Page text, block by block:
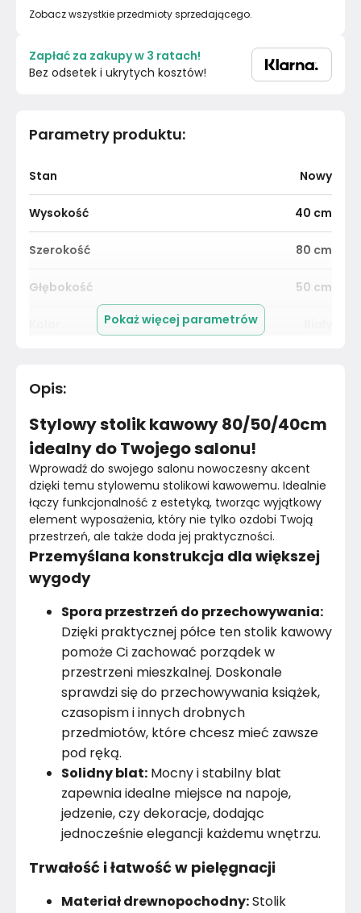
Parametry produktu:
Stan Nowy
Wysokość 40 cm
Szerokość 80 cm
Głębokość 50 cm
Kolor blatu
Materiał
Kolor nóżek Szary
Marka VidaXL
Montaż Złożony
Pokaż więcej parametrów
Opis:
Stylowy stolik kawowy 80/50/40cm
idealny do Twojego salonu!
Wprowadź do swojego salonu nowoczesny akcent
dzięki temu stylowemu stolikowi kawowemu. Idealnie
łączy funkcjonalność z estetyką, tworząc wyjątkowy
element wyposażenia, który nie tylko ozdobi Twoją
przestrzeń, ale także doda jej praktyczności.
Przemyślana konstrukcja dla większej
wygody
Spora przestrzeń do przechowywania:
Dzięki praktycznej półce ten stolik kawowy
pomoże Ci zachować porządek w
przestrzeni mieszkalnej. Doskonale
sprawdzi się do przechowywania książek,
czasopism i innych drobnych
przedmiotów, które chcesz mieć zawsze
pod ręką.
Solidny blat: Mocny i stabilny blat
zapewnia idealne miejsce na napoje,
jedzenie, czy dekoracje, dodając
jednocześnie elegancji każdemu wnętrzu.
Trwałość i łatwość w pielęgnacji
Materiał drewnopochodny:Stolik
Zobacz wszystkie przedmioty sprzedającego.
Zapłać za zakupy w 3 ratach!
Bez odsetek i ukrytych kosztów!